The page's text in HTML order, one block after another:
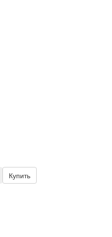
Купить